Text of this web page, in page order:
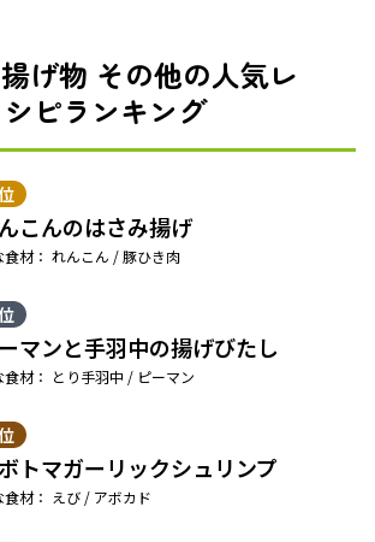
げ物 その他の人気レ
シピランキング
こんのはさみ揚げ
食材： れんこん / 豚ひき肉
マンと手羽中の揚げびたし
食材： とり手羽中 / ピーマン
トマガーリックシュリンプ
食材： えび / アボカド